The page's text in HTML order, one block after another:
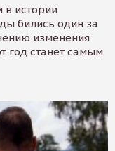
в истории
бились один за
изменения
год станет самым